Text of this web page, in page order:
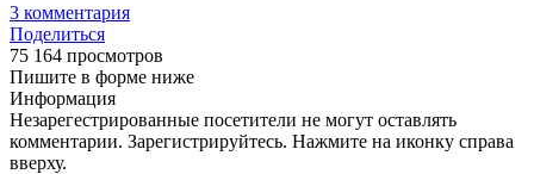
3 комментария
Поделиться
75 164 просмотров
Пишите в форме ниже
Информация
Незарегестрированные посетители не могут оставлять
комментарии. Зарегистрируйтесь. Нажмите на иконку справа
вверху.